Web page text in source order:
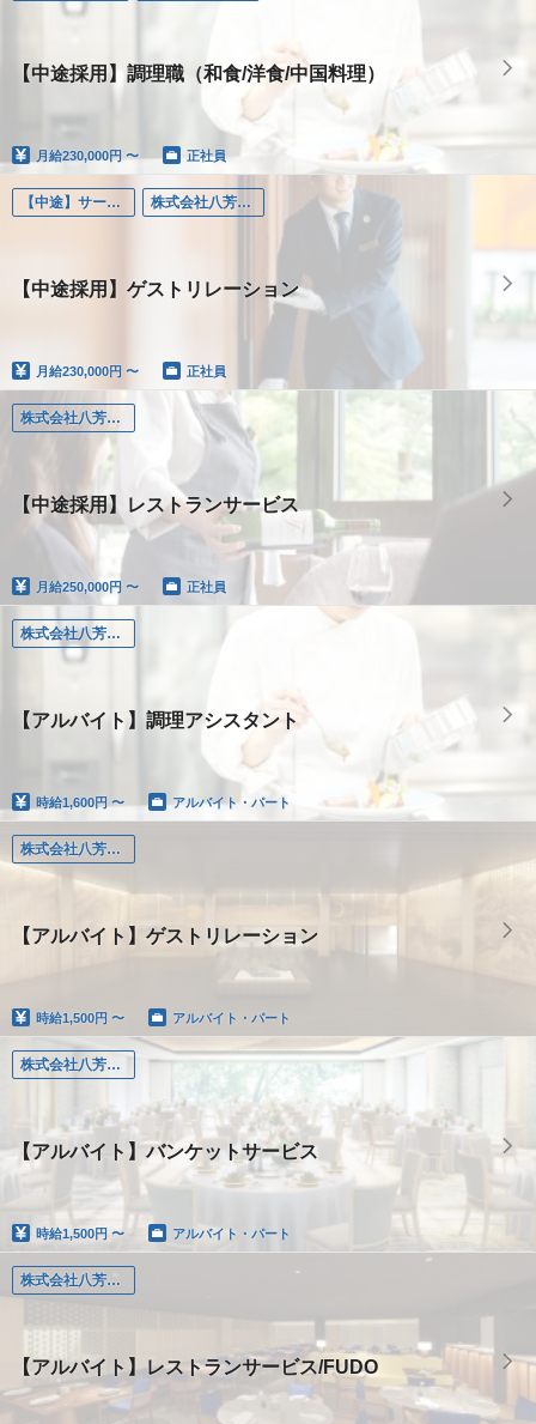
【中途採用】調理職（和食/洋食/中国料理）
月給230,000円 〜 正社員
【中途】サービス職・その他 株式会社八芳園（東京）
【中途採用】ゲストリレーション
月給230,000円 〜 正社員
株式会社八芳園（東京）
【中途採用】レストランサービス
月給250,000円 〜 正社員
株式会社八芳園（東京）
【アルバイト】調理アシスタント
時給1,600円 〜 アルバイト・パート
株式会社八芳園（東京）
【アルバイト】ゲストリレーション
時給1,500円 〜 アルバイト・パート
株式会社八芳園（東京）
【アルバイト】バンケットサービス
時給1,500円 〜 アルバイト・パート
株式会社八芳園（東京）
【アルバイト】レストランサービス/FUDO